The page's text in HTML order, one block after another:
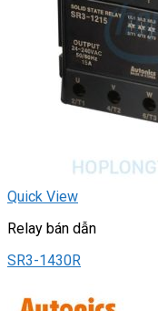
Quick View
Relay bán dẫn
SR3-1430R